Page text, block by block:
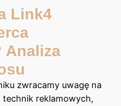
Link4
Analiza
zwracamy uwagę na
technik reklamowych,